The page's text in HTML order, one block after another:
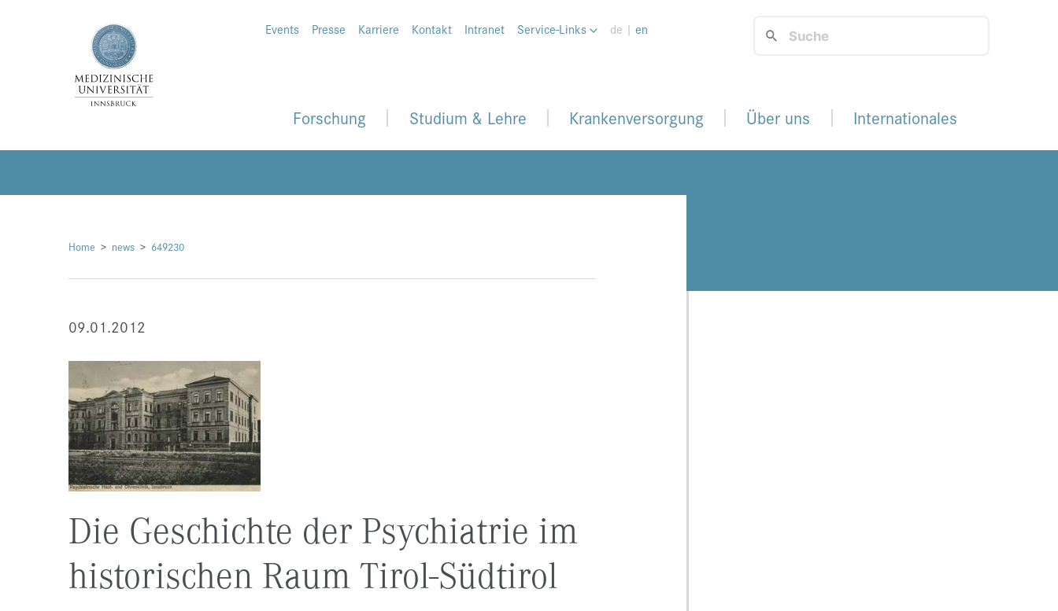
Events Presse Karriere Kontakt Intranet Service-Links de | en
Forschung Studium & Lehre Krankenversorgung Über uns Internationales
Home news 649230
09.01.2012
Die Geschichte der Psychiatrie im
historischen Raum Tirol-Südtirol